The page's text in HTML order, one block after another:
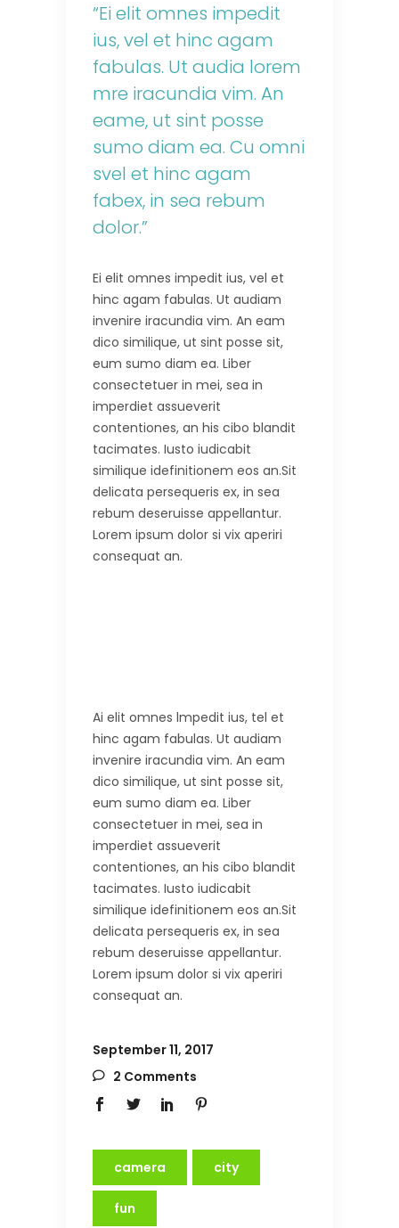
“Ei elit omnes impedit
ius, vel et hinc agam
fabulas. Ut audia lorem
mre iracundia vim. An
eame, ut sint posse
sumo diam ea. Cu omni
svel et hinc agam
fabex, in sea rebum
dolor.”
Ei elit omnes impedit ius, vel et
hinc agam fabulas. Ut audiam
invenire iracundia vim. An eam
dico similique, ut sint posse sit,
eum sumo diam ea. Liber
consectetuer in mei, sea in
imperdiet assueverit
contentiones, an his cibo blandit
tacimates. Iusto iudicabit
similique idefinitionem eos an.Sit
delicata persequeris ex, in sea
rebum deseruisse appellantur.
Lorem ipsum dolor si vix aperiri
consequat an.
Ai elit omnes lmpedit ius, tel et
hinc agam fabulas. Ut audiam
invenire iracundia vim. An eam
dico similique, ut sint posse sit,
eum sumo diam ea. Liber
consectetuer in mei, sea in
imperdiet assueverit
contentiones, an his cibo blandit
tacimates. Iusto iudicabit
similique idefinitionem eos an.Sit
delicata persequeris ex, in sea
rebum deseruisse appellantur.
Lorem ipsum dolor si vix aperiri
consequat an.
September 11, 2017
2 Comments
camera city
fun